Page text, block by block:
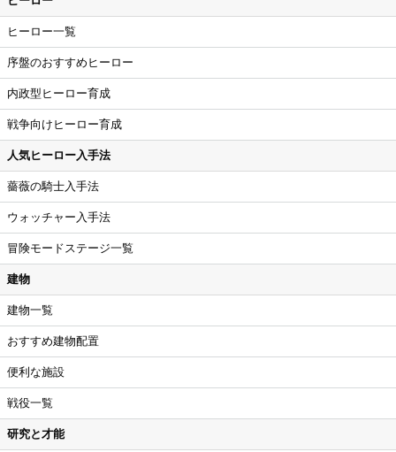
ヒーロー一覧
序盤のおすすめヒーロー
内政型ヒーロー育成
戦争向けヒーロー育成
人気ヒーロー入手法
薔薇の騎士入手法
ウォッチャー入手法
冒険モードステージ一覧
建物
建物一覧
おすすめ建物配置
便利な施設
戦役一覧
研究と才能